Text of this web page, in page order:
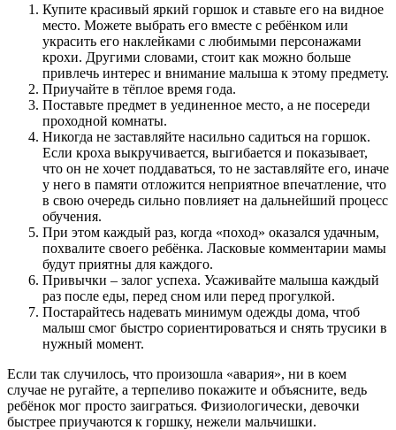
Купите красивый яркий горшок и ставьте его на видное
место. Можете выбрать его вместе с ребёнком или
украсить его наклейками с любимыми персонажами
крохи. Другими словами, стоит как можно больше
привлечь интерес и внимание малыша к этому предмету.
Приучайте в тёплое время года.
Поставьте предмет в уединенное место, а не посереди
проходной комнаты.
Никогда не заставляйте насильно садиться на горшок.
Если кроха выкручивается, выгибается и показывает,
что он не хочет поддаваться, то не заставляйте его, иначе
у него в памяти отложится неприятное впечатление, что
в свою очередь сильно повлияет на дальнейший процесс
обучения.
При этом каждый раз, когда «поход» оказался удачным,
похвалите своего ребёнка. Ласковые комментарии мамы
будут приятны для каждого.
Привычки – залог успеха. Усаживайте малыша каждый
раз после еды, перед сном или перед прогулкой.
Постарайтесь надевать минимум одежды дома, чтоб
малыш смог быстро сориентироваться и снять трусики в
нужный момент.
Если так случилось, что произошла «авария», ни в коем
случае не ругайте, а терпеливо покажите и объясните, ведь
ребёнок мог просто заиграться. Физиологически, девочки
быстрее приучаются к горшку, нежели мальчишки.